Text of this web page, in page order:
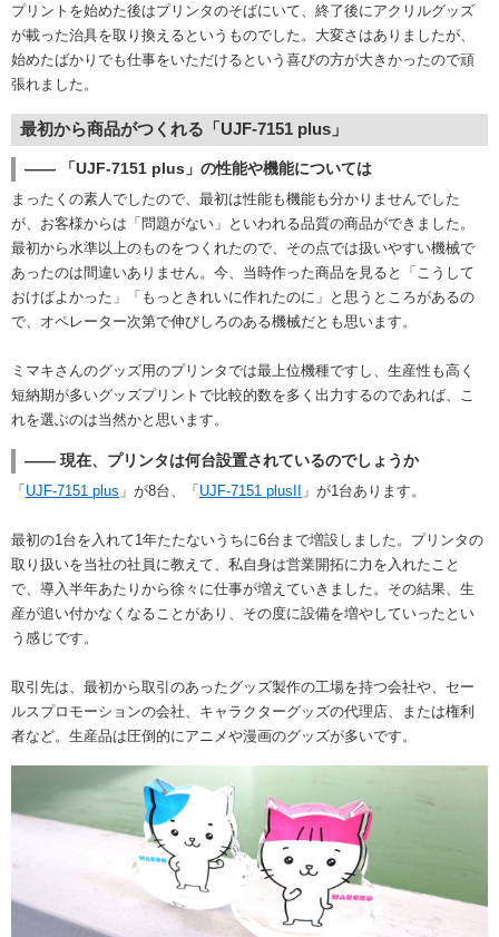
プリントを始めた後はプリンタのそばにいて、終了後にアクリルグッズ
が載った治具を取り換えるというものでした。大変さはありましたが、
始めたばかりでも仕事をいただけるという喜びの方が大きかったので頑
張れました。
最初から商品がつくれる「UJF-7151 plus」
―― 「UJF-7151 plus」の性能や機能については
まったくの素人でしたので、最初は性能も機能も分かりませんでした
が、お客様からは「問題がない」といわれる品質の商品ができました。
最初から水準以上のものをつくれたので、その点では扱いやすい機械で
あったのは間違いありません。今、当時作った商品を見ると「こうして
おけばよかった」「もっときれいに作れたのに」と思うところがあるの
で、オペレーター次第で伸びしろのある機械だとも思います。
ミマキさんのグッズ用のプリンタでは最上位機種ですし、生産性も高く
短納期が多いグッズプリントで比較的数を多く出力するのであれば、こ
れを選ぶのは当然かと思います。
―― 現在、プリンタは何台設置されているのでしょうか
「 UJF-7151 plus 」が8台、「 UJF-7151 plusII 」が1台あります。
最初の1台を入れて1年たたないうちに6台まで増設しました。プリンタの
取り扱いを当社の社員に教えて、私自身は営業開拓に力を入れたこと
で、導入半年あたりから徐々に仕事が増えていきました。その結果、生
産が追い付かなくなることがあり、その度に設備を増やしていったとい
う感じです。
取引先は、最初から取引のあったグッズ製作の工場を持つ会社や、セー
ルスプロモーションの会社、キャラクターグッズの代理店、または権利
者など。生産品は圧倒的にアニメや漫画のグッズが多いです。